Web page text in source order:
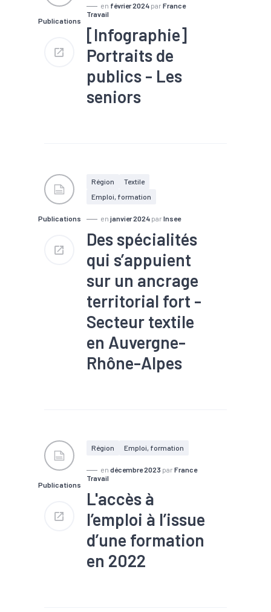
Publications
en février 2024 par France
Travail
[Infographie]
Portraits de
publics - Les
seniors
Publications
Région
Textile
Emploi, formation
en janvier 2024 par Insee
Des spécialités
qui s’appuient
sur un ancrage
territorial fort -
Secteur textile
en Auvergne-
Rhône-Alpes
Publications
Région Emploi, formation
en décembre 2023 par France
Travail
L'accès à
l’emploi à l’issue
d’une formation
en 2022